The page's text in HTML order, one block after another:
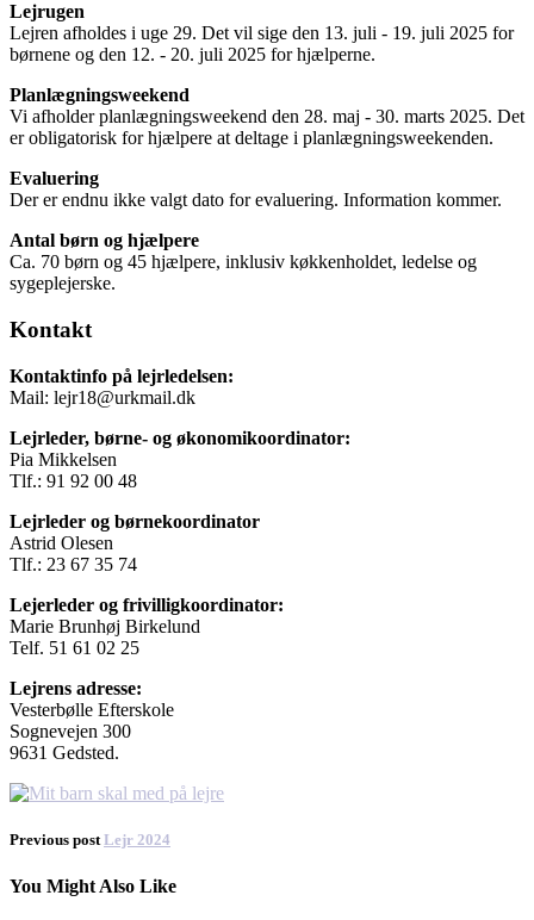
Lejrugen
Lejren afholdes i uge 29. Det vil sige den 13. juli - 19. juli 2025 for
børnene og den 12. - 20. juli 2025 for hjælperne.
Planlægningsweekend
Vi afholder planlægningsweekend den 28. maj - 30. marts 2025. Det
er obligatorisk for hjælpere at deltage i planlægningsweekenden.
Evaluering
Der er endnu ikke valgt dato for evaluering. Information kommer.
Antal børn og hjælpere
Ca. 70 børn og 45 hjælpere, inklusiv køkkenholdet, ledelse og
sygeplejerske.
Kontakt
Kontaktinfo på lejrledelsen:
Mail: lejr18@urkmail.dk
Lejrleder, børne- og økonomikoordinator:
Pia Mikkelsen
Tlf.: 91 92 00 48
Lejrleder og børnekoordinator
Astrid Olesen
Tlf.: 23 67 35 74
Lejerleder og frivilligkoordinator:
Marie Brunhøj Birkelund
Telf. 51 61 02 25
Lejrens adresse:
Vesterbølle Efterskole
Sognevejen 300
9631 Gedsted.
Previous post Lejr 2024
You Might Also Like